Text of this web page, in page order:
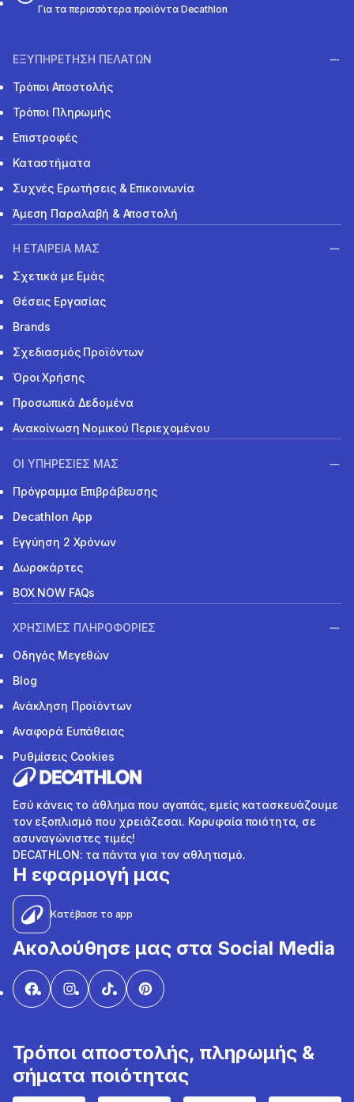
Για τα περισσότερα προϊόντα Decathlon
ΕΞΥΠΗΡΕΤΗΣΗ ΠΕΛΑΤΩΝ
Τρόποι Αποστολής
Τρόποι Πληρωμής
Επιστροφές
Καταστήματα
Συχνές Ερωτήσεις & Επικοινωνία
Άμεση Παραλαβή & Αποστολή
Η ΕΤΑΙΡΕΙΑ ΜΑΣ
Σχετικά με Εμάς
Θέσεις Εργασίας
Brands
Σχεδιασμός Προϊόντων
Όροι Χρήσης
Προσωπικά Δεδομένα
Ανακοίνωση Νομικού Περιεχομένου
ΟΙ ΥΠΗΡΕΣΙΕΣ ΜΑΣ
Πρόγραμμα Επιβράβευσης
Decathlon App
Εγγύηση 2 Χρόνων
Δωροκάρτες
BOX NOW FAQs
ΧΡΗΣΙΜΕΣ ΠΛΗΡΟΦΟΡΙΕΣ
Οδηγός Μεγεθών
Blog
Ανάκληση Προϊόντων
Αναφορά Ευπάθειας
Ρυθμίσεις Cookies
Εσύ κάνεις το άθλημα που αγαπάς, εμείς κατασκευάζουμε
τον εξοπλισμό που χρειάζεσαι. Κορυφαία ποιότητα, σε
ασυναγώνιστες τιμές!
DECATHLON: τα πάντα για τον αθλητισμό.
Η εφαρμογή μας
Κατέβασε το app
Ακολούθησε μας στα Social Media
Τρόποι αποστολής, πληρωμής &
σήματα ποιότητας